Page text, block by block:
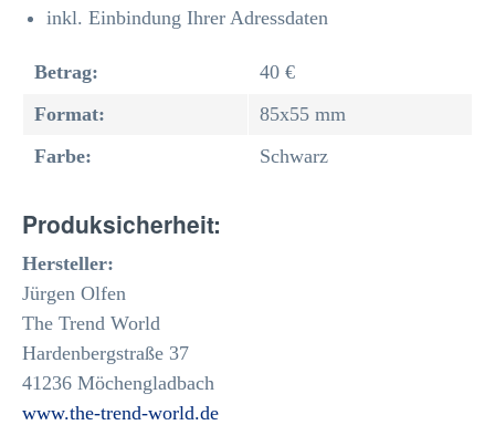
inkl. Einbindung Ihrer Adressdaten
Betrag:
40 €
Format:
85x55 mm
Farbe:
Schwarz
Produksicherheit:
Hersteller:
Jürgen Olfen
The Trend World
Hardenbergstraße 37
41236 Möchengladbach
www.the-trend-world.de